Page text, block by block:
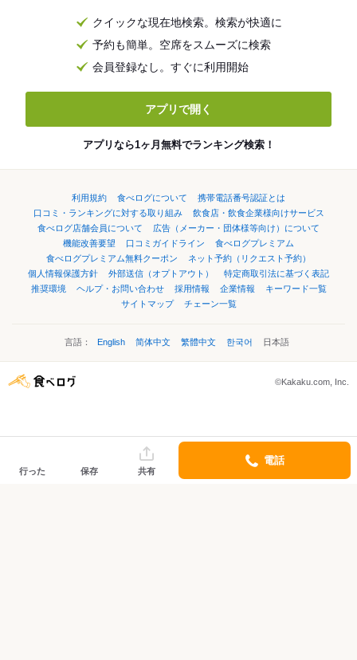
クイックな現在地検索。検索が快適に
予約も簡単。空席をスムーズに検索
会員登録なし。すぐに利用開始
アプリで開く
アプリなら1ヶ月無料でランキング検索！
利用規約 食べログについて
携帯電話番号認証とは
口コミ・ランキングに対する取り組み
飲食店・飲食企業様向けサービス
食べログ店舗会員について
広告（メーカー・団体様等向け）について
機能改善要望
口コミガイドライン
食べログプレミアム
食べログプレミアム無料クーポン
ネット予約（リクエスト予約）
個人情報保護方針
外部送信（オプトアウト）
特定商取引法に基づく表記
推奨環境
ヘルプ・お問い合わせ 採用情報 企業情報
キーワード一覧
サイトマップ
チェーン一覧
言語： English 简体中文 繁體中文 한국어 日本語
©Kakaku.com, Inc.
行った 保存 共有
電話